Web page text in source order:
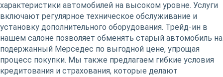
характеристики автомобилей на высоком уровне. Услуги
включают регулярное техническое обслуживание и
установку дополнительного оборудования. Трейд-ин в
нашем салоне позволяет обменять старый автомобиль на
подержанный Мерседес по выгодной цене, упрощая
процесс покупки. Мы также предлагаем гибкие условия
кредитования и страхования, которые делают